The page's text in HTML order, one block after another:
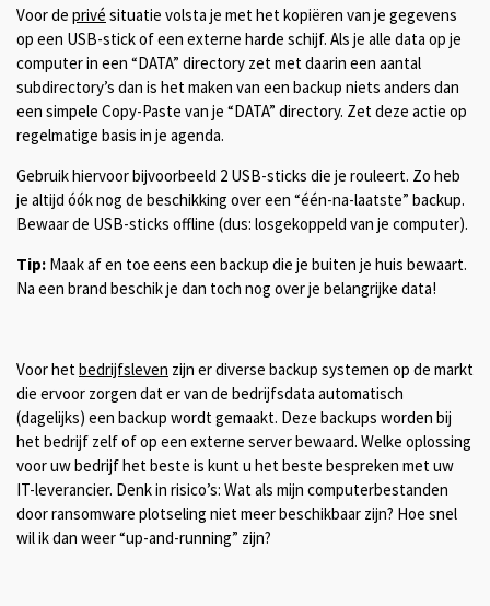
Voor de privé situatie volsta je met het kopiëren van je gegevens
op een USB-stick of een externe harde schijf. Als je alle data op je
computer in een “DATA” directory zet met daarin een aantal
subdirectory’s dan is het maken van een backup niets anders dan
een simpele Copy-Paste van je “DATA” directory. Zet deze actie op
regelmatige basis in je agenda.
Gebruik hiervoor bijvoorbeeld 2 USB-sticks die je rouleert. Zo heb
je altijd óók nog de beschikking over een “één-na-laatste” backup.
Bewaar de USB-sticks offline (dus: losgekoppeld van je computer).
Tip: Maak af en toe eens een backup die je buiten je huis bewaart.
Na een brand beschik je dan toch nog over je belangrijke data!
Voor het bedrijfsleven zijn er diverse backup systemen op de markt
die ervoor zorgen dat er van de bedrijfsdata automatisch
(dagelijks) een backup wordt gemaakt. Deze backups worden bij
het bedrijf zelf of op een externe server bewaard. Welke oplossing
voor uw bedrijf het beste is kunt u het beste bespreken met uw
IT-leverancier. Denk in risico’s: Wat als mijn computerbestanden
door ransomware plotseling niet meer beschikbaar zijn? Hoe snel
wil ik dan weer “up-and-running” zijn?